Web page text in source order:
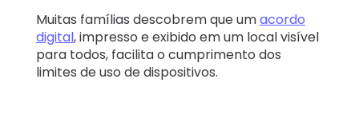
Muitas famílias descobrem que umacordo
digital, impresso e exibido em um local visível
para todos, facilita o cumprimento dos
limites de uso de dispositivos.